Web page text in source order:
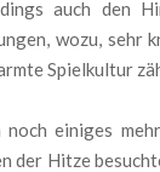
auch den
wozu, sehr
Spielkultur
einiges
der Hitze